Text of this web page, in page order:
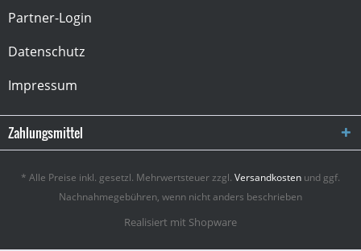
Partner-Login
Datenschutz
Impressum
Zahlungsmittel
* Alle Preise inkl. gesetzl. Mehrwertsteuer zzgl. Versandkosten und ggf.
Nachnahmegebühren, wenn nicht anders beschrieben
Realisiert mit Shopware